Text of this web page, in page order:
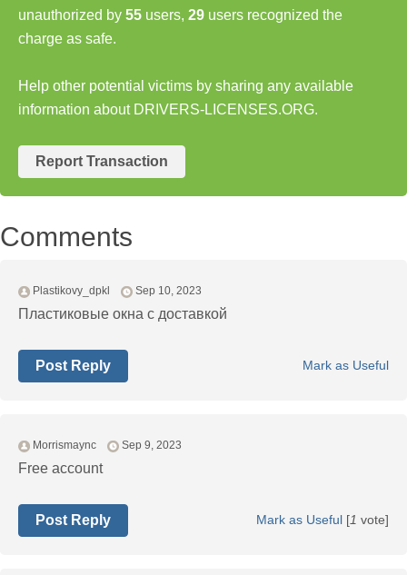
unauthorized by 55 users, 29 users recognized the
charge as safe.
Help other potential victims by sharing any available
information about DRIVERS-LICENSES.ORG.
Report Transaction
Comments
Plastikovy_dpkl Sep 10, 2023
Пластиковые окна с доставкой
Mark as Useful
Post Reply
Morrismaync Sep 9, 2023
Free account
Mark as Useful [1 vote]
Post Reply